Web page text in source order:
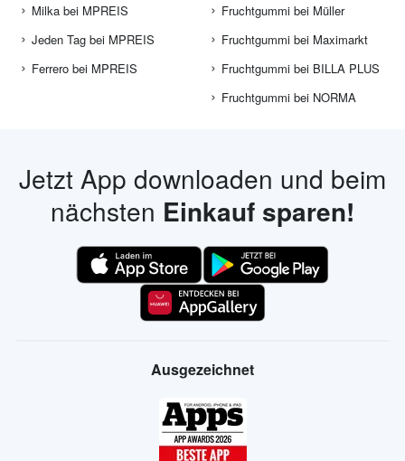
Milka bei MPREIS
Jeden Tag bei MPREIS
Ferrero bei MPREIS
Fruchtgummi bei Müller
Fruchtgummi bei Maximarkt
Fruchtgummi bei BILLA PLUS
Fruchtgummi bei NORMA
Jetzt App downloaden und beim
nächsten Einkauf sparen!
Ausgezeichnet